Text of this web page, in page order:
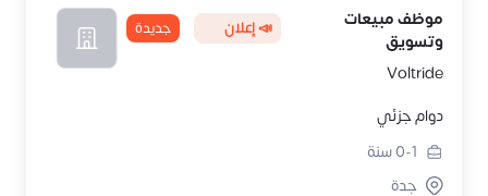
موظف مبيعات
وتسويق
📣 إعلان جديدة
Voltride
دوام جزئي
0-1سنة
جدة